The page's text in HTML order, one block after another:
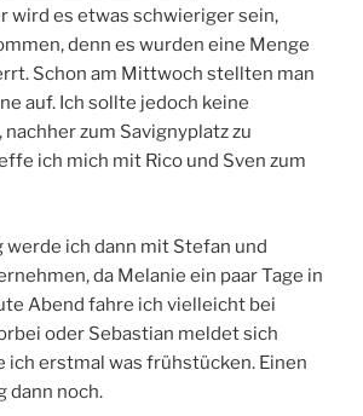
wird es etwas schwieriger sein,
denn es wurden eine Menge
Schon am Mittwoch stellten man
auf. Ich sollte jedoch keine
zum Savignyplatz zu
ich mich mit Rico und Sven zum
ich dann mit Stefan und
da Melanie ein paar Tage in
Abend fahre ich vielleicht bei
oder Sebastian meldet sich
ich erstmal was frühstücken. Einen
dann noch.